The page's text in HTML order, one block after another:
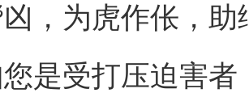
，为虎作伥，助
受打压迫害者